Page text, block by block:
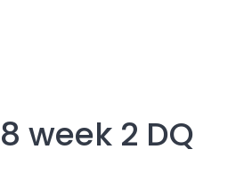
week 2 DQ